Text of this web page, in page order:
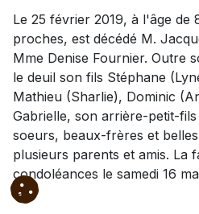
Le 25 février 2019, à l'âge de
proches, est décédé M.
Mme Denise Fournier. Outre
le deuil son fils Stéphane
Mathieu (Sharlie), Dominic
Gabrielle, son arrière-petit-
soeurs, beaux-frères et
plusieurs parents et amis. La
condoléances le samedi 16
la: